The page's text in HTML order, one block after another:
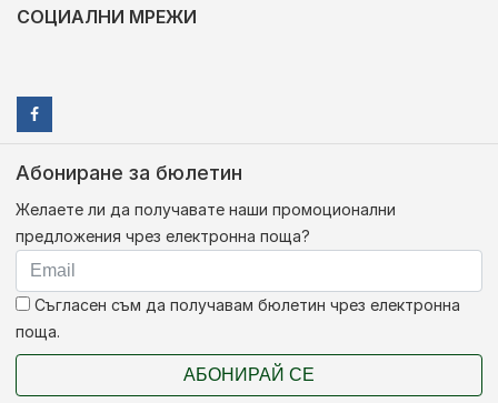
СОЦИАЛНИ МРЕЖИ
Абониране за бюлетин
Желаете ли да получавате наши промоционални
предложения чрез електронна поща?
Съгласен съм да получавам бюлетин чрез електронна
поща.
АБОНИРАЙ СЕ